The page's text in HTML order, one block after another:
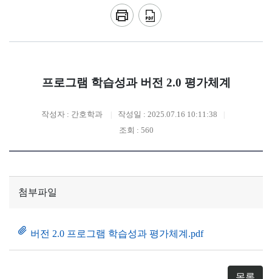
프로그램 학습성과 버전 2.0 평가체계
작성자 : 간호학과
작성일 : 2025.07.16 10:11:38
조회 : 560
첨부파일
버전 2.0 프로그램 학습성과 평가체계.pdf
목록